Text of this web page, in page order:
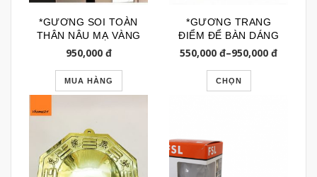
*GƯƠNG SOI TOÀN
THÂN NÂU MẠ VÀNG
GSTT103
950,000đ
MUA HÀNG
*GƯƠNG TRANG
ĐIỂM ĐỂ BÀN DÁNG
TRÒN CHÂN ĐẾ
550,000 đ–950,000 đ
CHỌN